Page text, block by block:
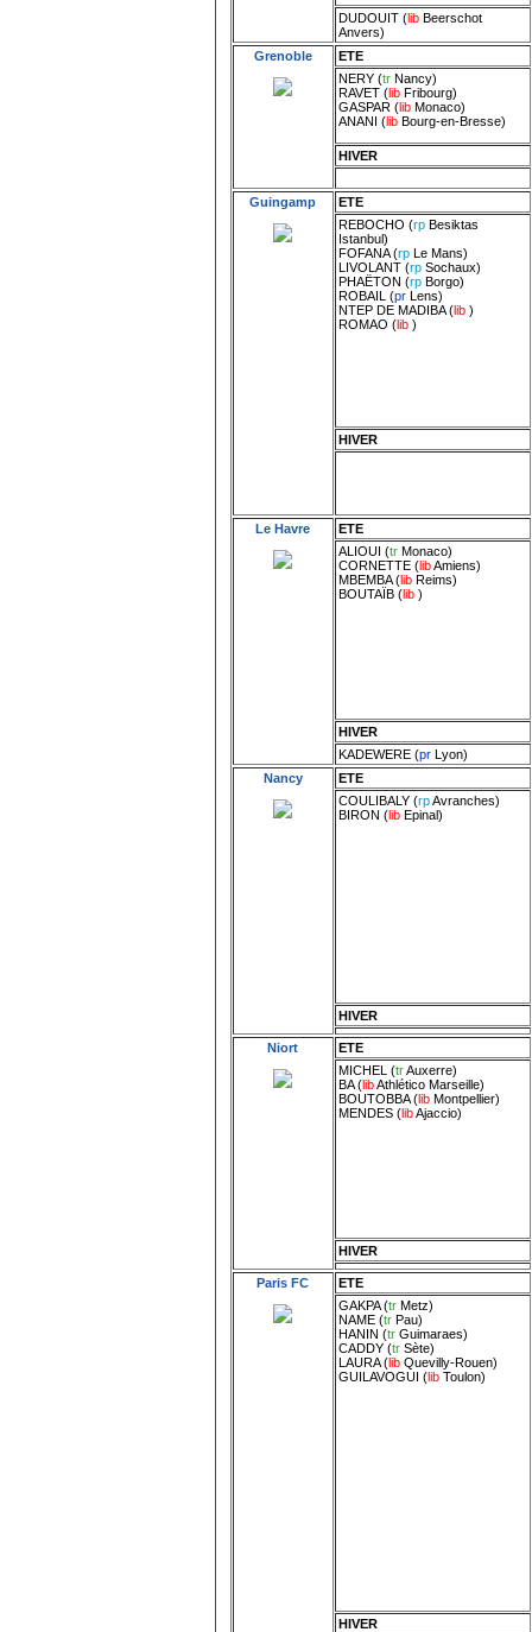
DUDOUIT(lib Beerschot
Anvers)
Grenoble
ETE
NERY(tr Nancy)
RAVET(lib Fribourg)
GASPAR(lib Monaco)
ANANI (lib Bourg-en-Bresse)
HIVER
Guingamp
ETE
REBOCHO (rp Besiktas
Istanbul)
FOFANA(rp Le Mans)
LIVOLANT(rp Sochaux)
PHAËTON (rp Borgo)
ROBAIL (pr Lens)
NTEP DE MADIBA(lib )
ROMAO (lib )
HIVER
Le Havre
ETE
ALIOUI (tr Monaco)
CORNETTE(libAmiens)
MBEMBA(lib Reims)
BOUTAÏB(lib )
HIVER
KADEWERE(pr Lyon)
Nancy
ETE
COULIBALY(rpAvranches)
BIRON (lib Epinal)
HIVER
Niort
ETE
MICHEL (trAuxerre)
BA(libAthlético Marseille)
BOUTOBBA(lib Montpellier)
MENDES(libAjaccio)
HIVER
Paris FC
ETE
GAKPA(tr Metz)
NAME(tr Pau)
HANIN (tr Guimaraes)
CADDY(tr Sète)
LAURA(lib Quevilly-Rouen)
GUILAVOGUI (lib Toulon)
HIVER